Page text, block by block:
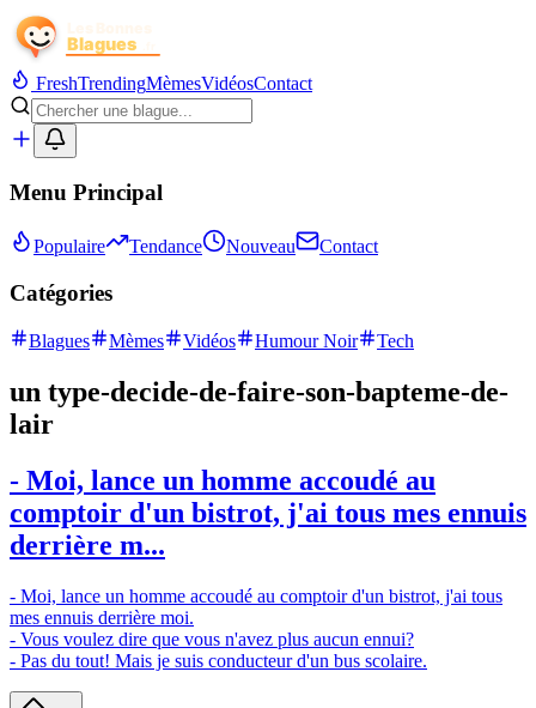
FreshTrendingMèmesVidéosContact
Menu Principal
Populaire Tendance Nouveau Contact
Catégories
Blagues Mèmes Vidéos Humour Noir Tech
un type-decide-de-faire-son-bapteme-de-
lair
- Moi, lance un homme accoudé au
comptoir d'un bistrot, j'ai tous mes ennuis
derrière m...
- Moi, lance un homme accoudé au comptoir d'un bistrot, j'ai tous
mes ennuis derrière moi.
- Vous voulez dire que vous n'avez plus aucun ennui?
- Pas du tout! Mais je suis conducteur d'un bus scolaire.